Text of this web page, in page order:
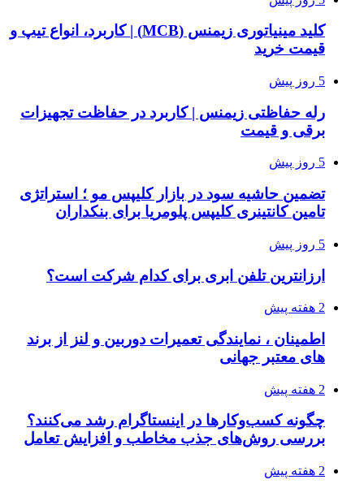
کلید مینیاتوری زیمنس (MCB) | کاربرد، انواع تیپ و
قیمت خرید
5 روز پیش
رله حفاظتی زیمنس | کاربرد در حفاظت تجهیزات
برقی و قیمت
5 روز پیش
تضمین حاشیه سود در بازار کلیپس مو ؛ استراتژی
تامین کانتینری کلیپس پلومریا برای بنکداران
5 روز پیش
ارزانترین تلفن ابری برای کدام شرکت است؟
2 هفته پیش
اطمینان ، نمایندگی تعمیرات دوربین و لنز از برند
های معتبر جهانی
2 هفته پیش
چگونه کسب‌وکارها در اینستاگرام رشد می‌کنند؟
بررسی روش‌های جذب مخاطب و افزایش تعامل
2 هفته پیش